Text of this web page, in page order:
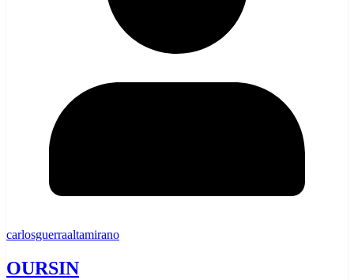
carlosguerraaltamirano
OURSIN